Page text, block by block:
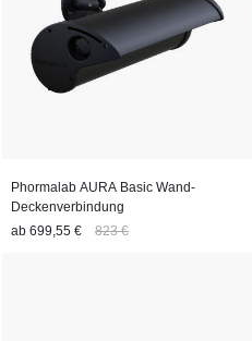
Phormalab AURA Basic Wand-
Deckenverbindung
ab 699,55 € 823 €